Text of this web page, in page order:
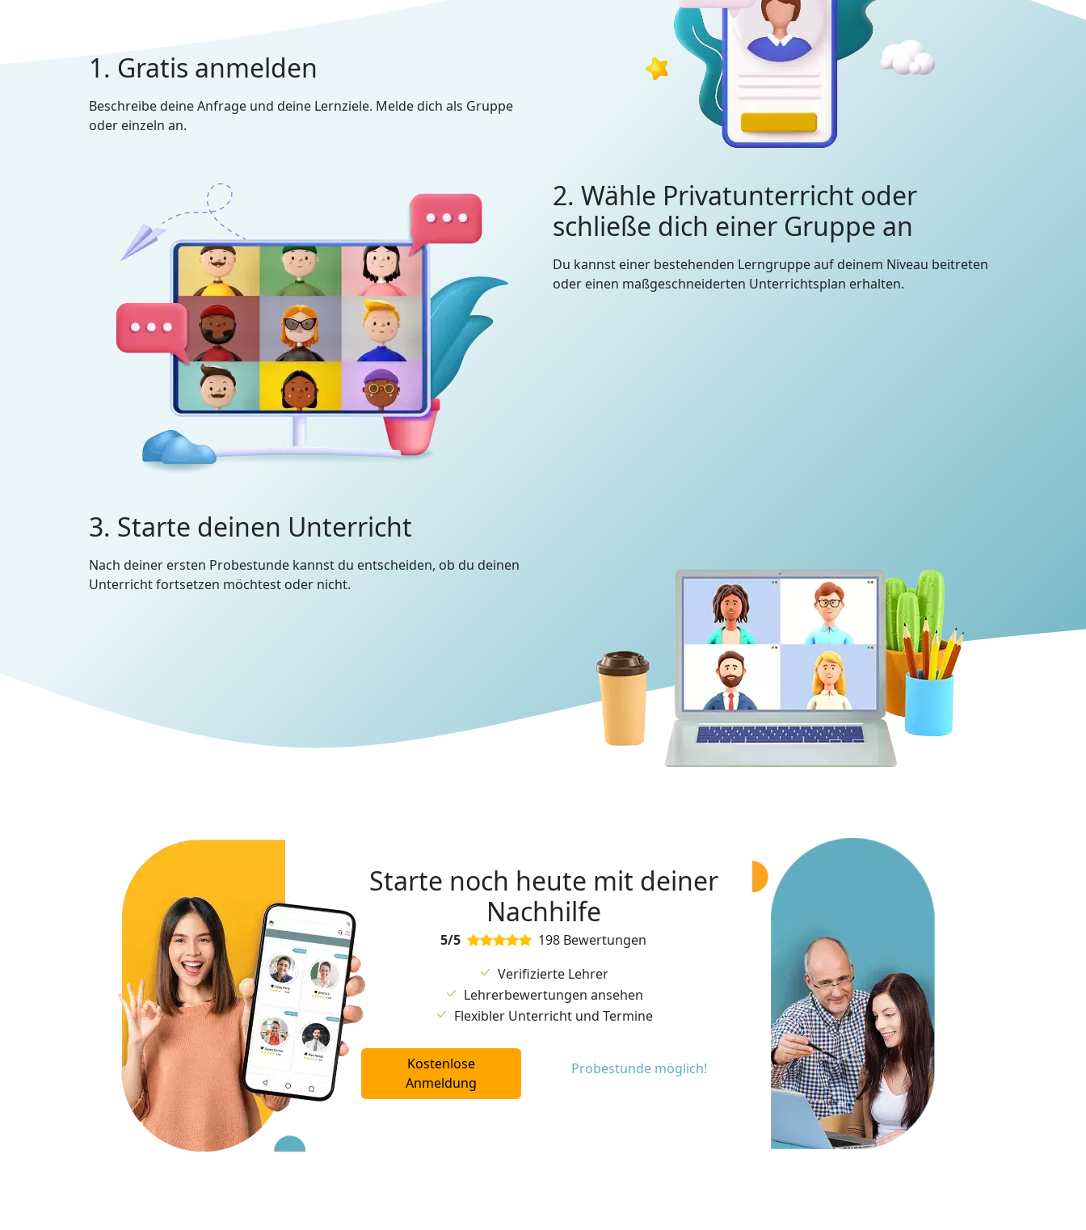
1. Gratis anmelden
Beschreibe deine Anfrage und deine Lernziele. Melde dich als Gruppe
oder einzeln an.
2. Wähle Privatunterricht oder
schließe dich einer Gruppe an
Du kannst einer bestehenden Lerngruppe auf deinem Niveau beitreten
oder einen maßgeschneiderten Unterrichtsplan erhalten.
3. Starte deinen Unterricht
Nach deiner ersten Probestunde kannst du entscheiden, ob du deinen
Unterricht fortsetzen möchtest oder nicht.
Starte noch heute mit deiner
Nachhilfe
5/5
198 Bewertungen
Verifizierte Lehrer
Lehrerbewertungen ansehen
Flexibler Unterricht und Termine
Kostenlose
Anmeldung
Probestunde möglich!